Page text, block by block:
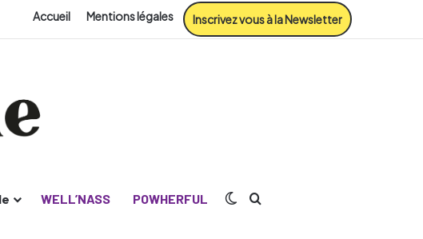
Accueil Mentions légales Inscrivez vous à la Newsletter
WELL’NASS POWHERFUL Switch skin